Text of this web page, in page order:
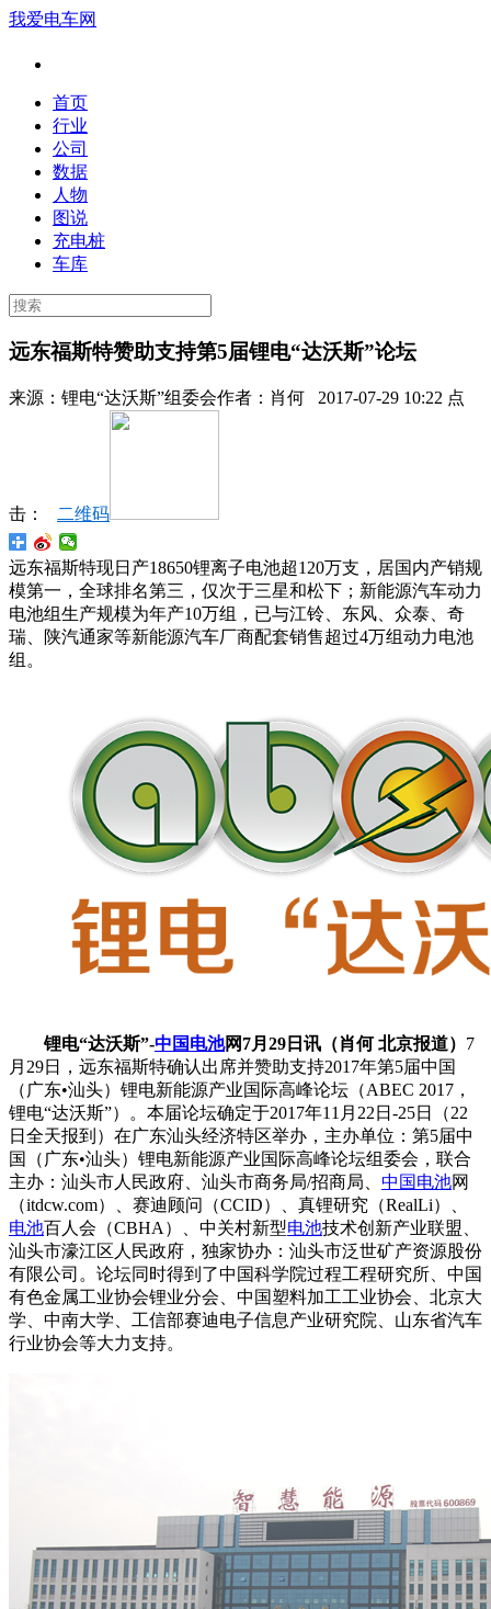
我爱电车网
首页
行业
公司
数据
人物
图说
充电桩
车库
远东福斯特赞助支持第5届锂电“达沃斯”论坛
来源： 锂电“达沃斯”组委会作者： 肖何 2017-07-29 10:22 点
击： 二维码
远东福斯特现日产18650锂离子电池超120万支，居国内产销规
模第一，全球排名第三，仅次于三星和松下；新能源汽车动力
电池组生产规模为年产10万组，已与江铃、东风、众泰、奇
瑞、陕汽通家等新能源汽车厂商配套销售超过4万组动力电池
组。
锂电“达沃斯”-中国电池网7月29日讯（肖何 北京报道） 7
月29日，远东福斯特确认出席并赞助支持2017年第5届中国
（广东•汕头）锂电新能源产业国际高峰论坛（ABEC 2017，
锂电“达沃斯”）。本届论坛确定于2017年11月22日-25日（22
日全天报到）在广东汕头经济特区举办，主办单位：第5届中
国（广东•汕头）锂电新能源产业国际高峰论坛组委会，联合
主办：汕头市人民政府、汕头市商务局/招商局、 中国电池网
（itdcw.com）、赛迪顾问（CCID）、真锂研究（RealLi）、
电池百人会（CBHA）、中关村新型电池技术创新产业联盟、
汕头市濠江区人民政府，独家协办：汕头市泛世矿产资源股份
有限公司。论坛同时得到了中国科学院过程工程研究所、中国
有色金属工业协会锂业分会、中国塑料加工工业协会、北京大
学、中南大学、工信部赛迪电子信息产业研究院、山东省汽车
行业协会等大力支持。